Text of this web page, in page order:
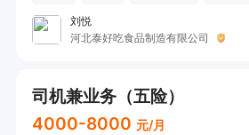
刘悦
河北泰好吃食品制造有限公司
司机兼业务（五险）
4000-8000 元/月